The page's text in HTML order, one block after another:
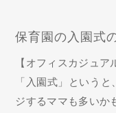
保育園の入園式
【オフィスカジュア
「入園式」という
ジするママも多いか